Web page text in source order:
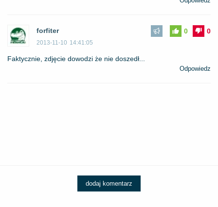
forfiter
2013-11-10 14:41:05
0
0
Faktycznie, zdjęcie dowodzi że nie doszedł...
Odpowiedz
dodaj komentarz